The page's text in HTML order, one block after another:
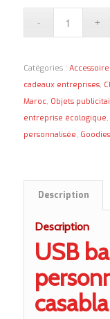
Catégories :
cadeaux entreprises,
Maroc, Objets
entreprise écologique,
personnalisée,
Description
Description
USB